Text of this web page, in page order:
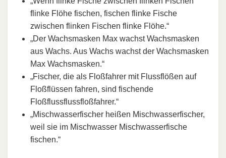
flinke Flöhe fischen, fischen flinke Fische
zwischen flinken Fischen flinke Flöhe.“
„Der Wachsmasken Max wachst Wachsmasken
aus Wachs. Aus Wachs wachst der Wachsmasken
Max Wachsmasken.“
„Fischer, die als Floßfahrer mit Flussflößen auf
Floßflüssen fahren, sind fischende
Floßflussflussfloßfahrer.“
„Mischwasserfischer heißen Mischwasserfischer,
weil sie im Mischwasser Mischwasserfische
fischen.“